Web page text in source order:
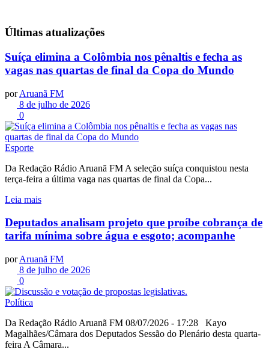
Últimas atualizações
Suíça elimina a Colômbia nos pênaltis e fecha as
vagas nas quartas de final da Copa do Mundo
por Aruanã FM
8 de julho de 2026
0
Esporte
Da Redação Rádio Aruanã FM A seleção suíça conquistou nesta
terça-feira a última vaga nas quartas de final da Copa...
Leia mais
Deputados analisam projeto que proíbe cobrança de
tarifa mínima sobre água e esgoto; acompanhe
por Aruanã FM
8 de julho de 2026
0
Política
Da Redação Rádio Aruanã FM 08/07/2026 - 17:28 Kayo
Magalhães/Câmara dos Deputados Sessão do Plenário desta quarta-
feira A Câmara...